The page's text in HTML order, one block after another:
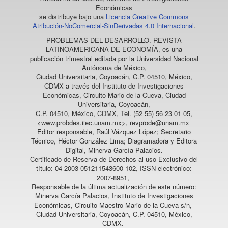
Económicas
se distribuye bajo una Licencia Creative Commons
Atribución-NoComercial-SinDerivadas 4.0 Internacional.
PROBLEMAS DEL DESARROLLO. REVISTA
LATINOAMERICANA DE ECONOMÍA, es una
publicación trimestral editada por la Universidad Nacional
Autónoma de México,
Ciudad Universitaria, Coyoacán, C.P. 04510, México,
CDMX a través del Instituto de Investigaciones
Económicas, Circuito Mario de la Cueva, Ciudad
Universitaria, Coyoacán,
C.P. 04510, México, CDMX, Tel. (52 55) 56 23 01 05,
<www.probdes.iiec.unam.mx>, revprode@unam.mx
Editor responsable, Raúl Vázquez López; Secretario
Técnico, Héctor González Lima; Diagramadora y Editora
Digital, Minerva García Palacios.
Certificado de Reserva de Derechos al uso Exclusivo del
título: 04-2003-051211543600-102, ISSN electrónico:
2007-8951,
Responsable de la última actualización de este número:
Minerva García Palacios, Instituto de Investigaciones
Económicas, Circuito Maestro Mario de la Cueva s/n,
Ciudad Universitaria, Coyoacán, C.P. 04510, México,
CDMX.